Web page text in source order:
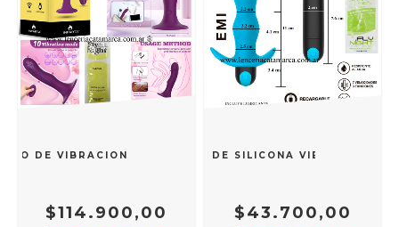
DE VIBRACION Y CONTROL REMOTO RECARGABLE
$114.900,00
PROSTATICO Y DE PUNTO G DE SILICONA VIBRADOR
$43.700,00